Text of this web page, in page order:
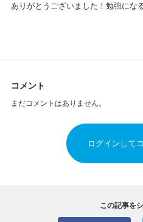
ありがとうございました！勉強にな
コメント
まだコメントはありません。
ログインして
この記事を